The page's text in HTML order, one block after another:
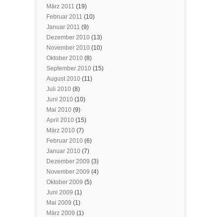
März 2011 (19)
Februar 2011 (10)
Januar 2011 (9)
Dezember 2010 (13)
November 2010 (10)
Oktober 2010 (8)
September 2010 (15)
August 2010 (11)
Juli 2010 (8)
Juni 2010 (10)
Mai 2010 (9)
April 2010 (15)
März 2010 (7)
Februar 2010 (6)
Januar 2010 (7)
Dezember 2009 (3)
November 2009 (4)
Oktober 2009 (5)
Juni 2009 (1)
Mai 2009 (1)
März 2009 (1)